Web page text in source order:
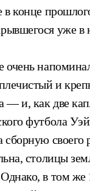
в конце
уже
очень
и
— и, как две
футбола
сборную
столицы
в том же